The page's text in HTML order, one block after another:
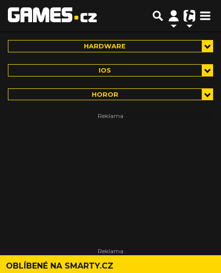
HARDWARE
IOS
HOROR
OBLÍBENÉ NA SMARTY.CZ